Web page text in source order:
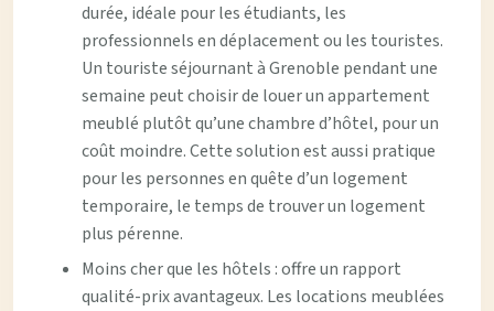
durée, idéale pour les étudiants, les
professionnels en déplacement ou les touristes.
Un touriste séjournant à Grenoble pendant une
semaine peut choisir de louer un appartement
meublé plutôt qu’une chambre d’hôtel, pour un
coût moindre. Cette solution est aussi pratique
pour les personnes en quête d’un logement
temporaire, le temps de trouver un logement
plus pérenne.
Moins cher que les hôtels : offre un rapport
qualité-prix avantageux. Les locations meublées